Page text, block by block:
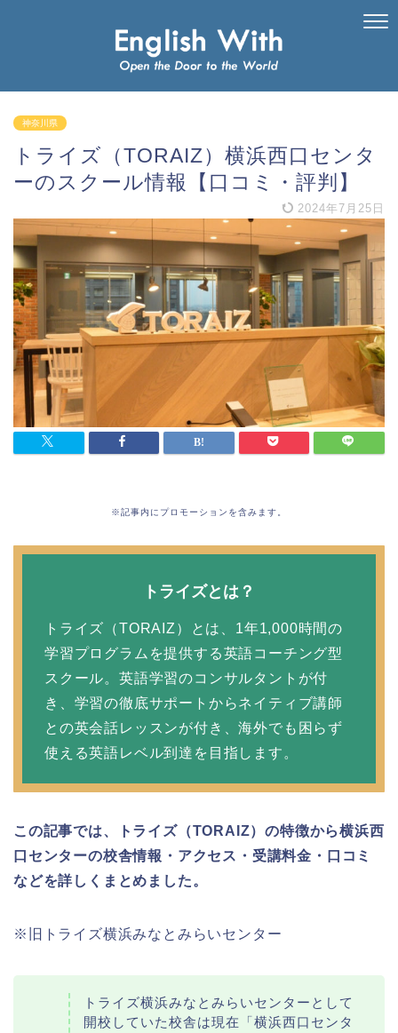
神奈川県
トライズ（TORAIZ）横浜西口センタ
ーのスクール情報【口コミ・評判】
2024年7月25日
※記事内にプロモーションを含みます。
トライズとは？
トライズ（TORAIZ）とは、1年1,000時間の
学習プログラムを提供する英語コーチング型
スクール。英語学習のコンサルタントが付
き、学習の徹底サポートからネイティブ講師
との英会話レッスンが付き、海外でも困らず
使える英語レベル到達を目指します。
この記事では、トライズ（TORAIZ）の特徴から横浜西
口センターの校舎情報・アクセス・受講料金・口コミ
などを詳しくまとめました。
※旧トライズ横浜みなとみらいセンター
トライズ横浜みなとみらいセンターとして
開校していた校舎は現在「横浜西口センタ